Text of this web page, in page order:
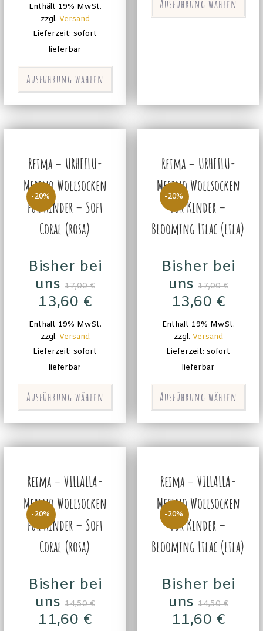
Enthält 19% MwSt.
zzgl. Versand
Lieferzeit: sofort
lieferbar
Ausführung wählen
Ausführung wählen
-20%
Reima – URHEILU-
Merino Wollsocken
für Kinder – Soft
Coral (rosa)
Bisher bei
uns 17,00€
13,60 €
Enthält 19% MwSt.
zzgl. Versand
Lieferzeit: sofort
lieferbar
Ausführung wählen
-20%
Reima – URHEILU-
Merino Wollsocken
für Kinder –
Blooming Lilac (lila)
Bisher bei
uns 17,00€
13,60 €
Enthält 19% MwSt.
zzgl. Versand
Lieferzeit: sofort
lieferbar
Ausführung wählen
-20%
Reima – VILLALLA-
Merino Wollsocken
für Kinder – Soft
Coral (rosa)
Bisher bei
uns 14,50€
11,60 €
-20%
Reima – VILLALLA-
Merino Wollsocken
für Kinder –
Blooming Lilac (lila)
Bisher bei
uns 14,50€
11,60 €